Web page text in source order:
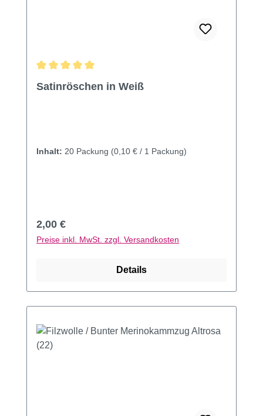
Satinröschen in Weiß
Inhalt: 20 Packung (0,10 € / 1 Packung)
Regulärer Preis:
2,00 €
Preise inkl. MwSt. zzgl. Versandkosten
Details